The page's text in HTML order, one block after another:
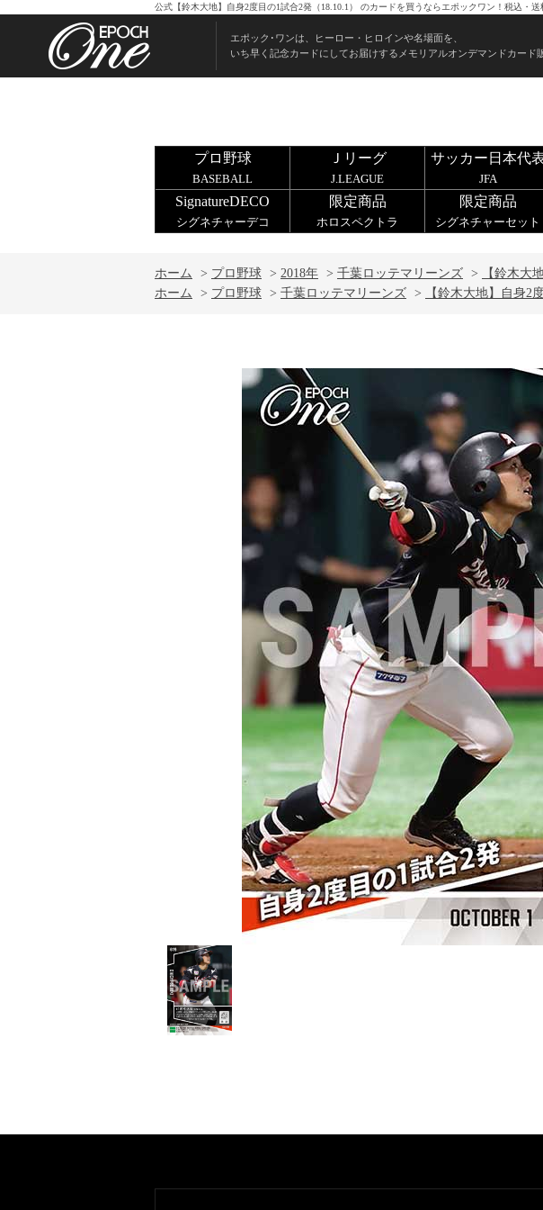
公式【鈴木大地】自身2度目の1試合2発（18.10.1） のカードを買うならエポックワン！税込・送
エポック･ワンは、ヒーロー・ヒロインや名場面を、
いち早く記念カードにしてお届けするメモリアルオンデマンドカード
プロ野球
BASEBALL
Ｊリーグ
J.LEAGUE
サッカー日本代
JFA
SignatureDECO
シグネチャーデコ
限定商品
ホロスペクトラ
限定商品
シグネチャーセット
ホーム > プロ野球 > 2018年 > 千葉ロッテマリーンズ >
【鈴木大
ホーム
> プロ野球 > 千葉ロッテマリーンズ > 【鈴木大地】自身2